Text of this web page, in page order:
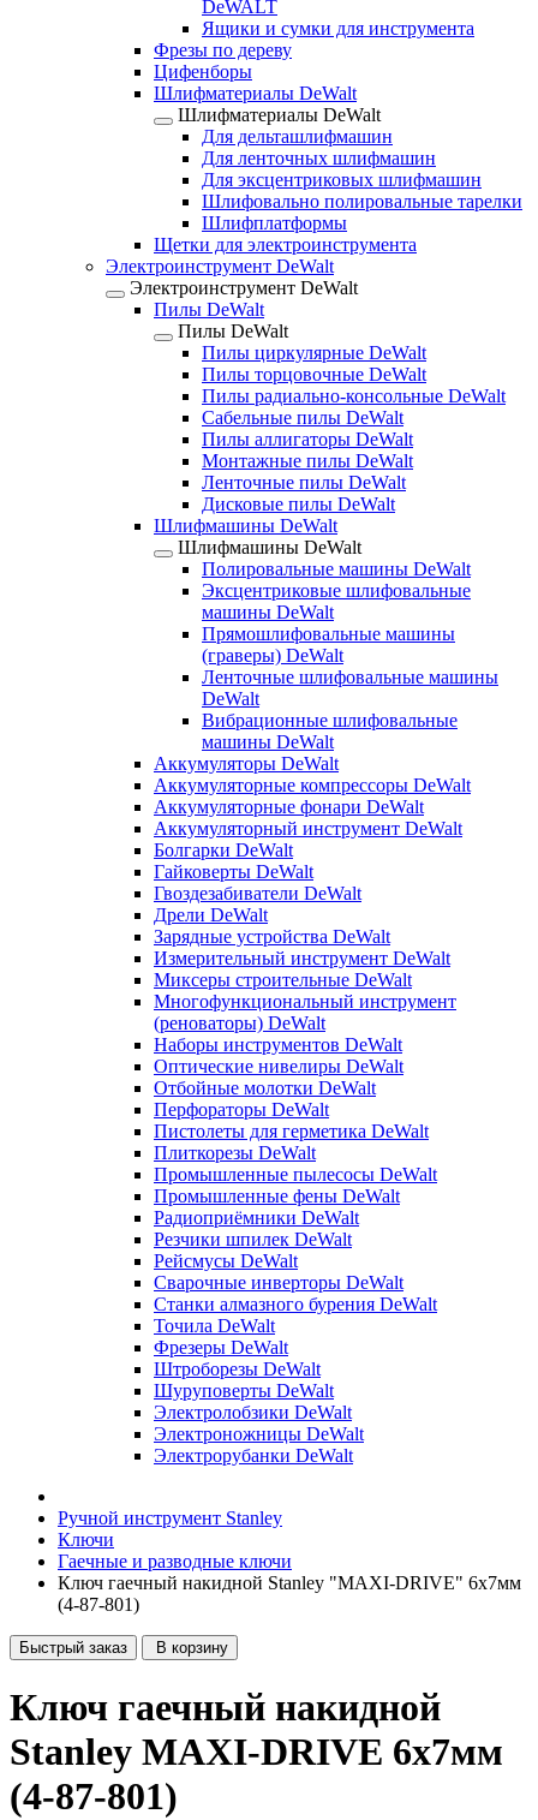
DeWALT
Ящики и сумки для инструмента
Фрезы по дереву
Цифенборы
Шлифматериалы DeWalt
Шлифматериалы DeWalt
Для дельташлифмашин
Для ленточных шлифмашин
Для эксцентриковых шлифмашин
Шлифовально полировальные тарелки
Шлифплатформы
Щетки для электроинструмента
Электроинструмент DeWalt
Электроинструмент DeWalt
Пилы DeWalt
Пилы DeWalt
Пилы циркулярные DeWalt
Пилы торцовочные DeWalt
Пилы радиально-консольные DeWalt
Сабельные пилы DeWalt
Пилы аллигаторы DeWalt
Монтажные пилы DeWalt
Ленточные пилы DeWalt
Дисковые пилы DeWalt
Шлифмашины DeWalt
Шлифмашины DeWalt
Полировальные машины DeWalt
Эксцентриковые шлифовальные
машины DeWalt
Прямошлифовальные машины
(граверы) DeWalt
Ленточные шлифовальные машины
DeWalt
Вибрационные шлифовальные
машины DeWalt
Аккумуляторы DeWalt
Аккумуляторные компрессоры DeWalt
Аккумуляторные фонари DeWalt
Аккумуляторный инструмент DeWalt
Болгарки DeWalt
Гайковерты DeWalt
Гвоздезабиватели DeWalt
Дрели DeWalt
Зарядные устройства DeWalt
Измерительный инструмент DeWalt
Миксеры строительные DeWalt
Многофункциональный инструмент
(реноваторы) DeWalt
Наборы инструментов DeWalt
Оптические нивелиры DeWalt
Отбойные молотки DeWalt
Перфораторы DeWalt
Пистолеты для герметика DeWalt
Плиткорезы DeWalt
Промышленные пылесосы DeWalt
Промышленные фены DeWalt
Радиоприёмники DeWalt
Резчики шпилек DeWalt
Рейсмусы DeWalt
Сварочные инверторы DeWalt
Станки алмазного бурения DeWalt
Точила DeWalt
Фрезеры DeWalt
Штроборезы DeWalt
Шуруповерты DeWalt
Электролобзики DeWalt
Электроножницы DeWalt
Электрорубанки DeWalt
Ручной инструмент Stanley
Ключи
Гаечные и разводные ключи
Ключ гаечный накидной Stanley "MAXI-DRIVE" 6х7мм
(4-87-801)
Быстрый заказ В корзину
Ключ гаечный накидной
Stanley MAXI-DRIVE 6х7мм
(4-87-801)